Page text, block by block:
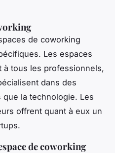
de coworking
Les espaces
tous les professionnels,
dans des
la technologie. Les
offrent quant à eux un
de coworking